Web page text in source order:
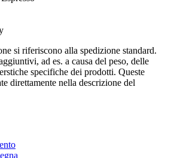
si riferiscono alla spedizione standard.
ad es. a causa del peso, delle
specifiche dei prodotti. Queste
direttamente nella descrizione del